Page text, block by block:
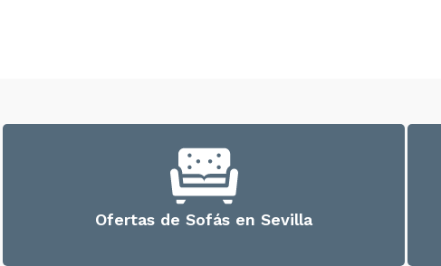
Ofertas de Sofás en Sevilla